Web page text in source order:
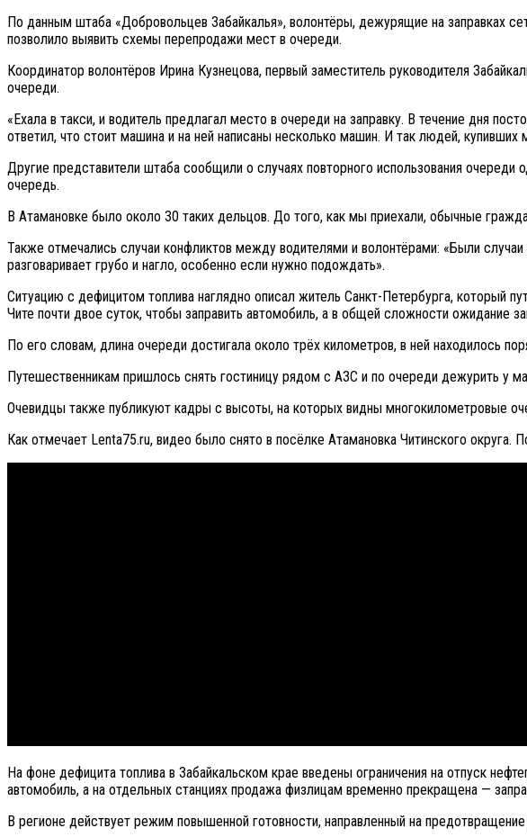
По данным штаба «Добровольцев Забайкалья», волонтёры, дежурящие на заправках
позволило выявить схемы перепродажи мест в очереди.
Координатор волонтёров Ирина Кузнецова, первый заместитель руководителя
очереди.
«Ехала в такси, и водитель предлагал место в очереди на заправку. В течение дня
ответил, что стоит машина и на ней написаны несколько машин. И так людей,
Другие представители штаба сообщили о случаях повторного использования
очередь.
В Атамановке было около 30 таких дельцов. До того, как мы приехали, обычные
Также отмечались случаи конфликтов между водителями и волонтёрами: «Были
разговаривает грубо и нагло, особенно если нужно подождать».
Ситуацию с дефицитом топлива наглядно описал житель Санкт-Петербурга, который
Чите почти двое суток, чтобы заправить автомобиль, а в общей сложности ожидание
По его словам, длина очереди достигала около трёх километров, в ней находилось
Путешественникам пришлось снять гостиницу рядом с АЗС и по очереди дежурить у
Очевидцы также публикуют кадры с высоты, на которых видны многокилометровые
Как отмечает Lenta75.ru, видео было снято в посёлке Атамановка Читинского
На фоне дефицита топлива в Забайкальском крае введены ограничения на отпуск
автомобиль, а на отдельных станциях продажа физлицам временно прекращена —
В регионе действует режим повышенной готовности, направленный на